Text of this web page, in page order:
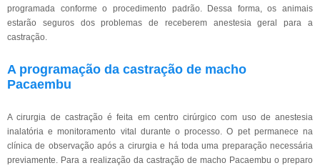
programada conforme o procedimento padrão. Dessa forma, os animais
estarão seguros dos problemas de receberem anestesia geral para a
castração.
A programação da castração de macho
Pacaembu
A cirurgia de castração é feita em centro cirúrgico com uso de anestesia
inalatória e monitoramento vital durante o processo. O pet permanece na
clínica de observação após a cirurgia e há toda uma preparação necessária
previamente. Para a realização da castração de macho Pacaembu o preparo